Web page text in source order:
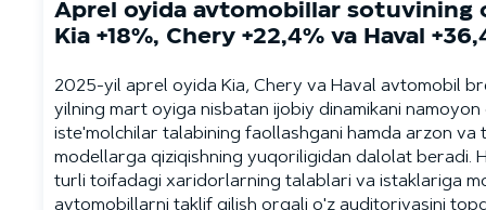
Aprel oyida avtomobillar sotuvining
Kia +18%, Chery +22,4% va Haval
2025-yil aprel oyida Kia, Chery va Haval avtomobil
yilning mart oyiga nisbatan ijobiy dinamikani namoyon
iste'molchilar talabining faollashgani hamda arzon va
modellarga qiziqishning yuqoriligidan dalolat beradi.
turli toifadagi xaridorlarning talablari va istaklariga
avtomobillarni taklif qilish orqali o'z auditoriyasini